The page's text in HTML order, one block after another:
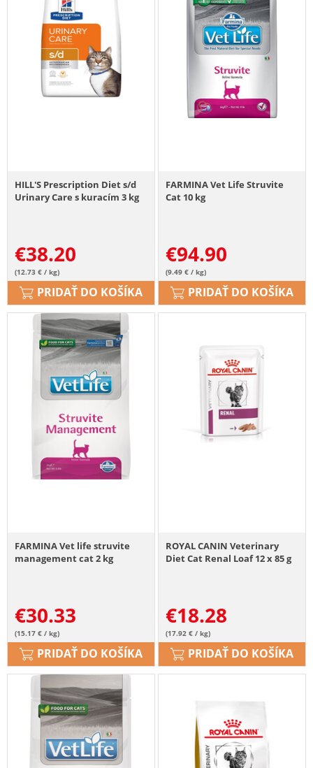
HILL'S Prescription Diet s/d
Urinary Care s kuracím 3 kg
€38.20
(12.73 € / kg)
PRIDAŤ DO KOŠÍKA
FARMINA Vet Life Struvite
Cat 10 kg
€94.90
(9.49 € / kg)
PRIDAŤ DO KOŠÍKA
FARMINA Vet life struvite
management cat 2 kg
€30.33
(15.17 € / kg)
PRIDAŤ DO KOŠÍKA
ROYAL CANIN Veterinary
Diet Cat Renal Loaf 12 x 85 g
€18.28
(17.92 € / kg)
PRIDAŤ DO KOŠÍKA